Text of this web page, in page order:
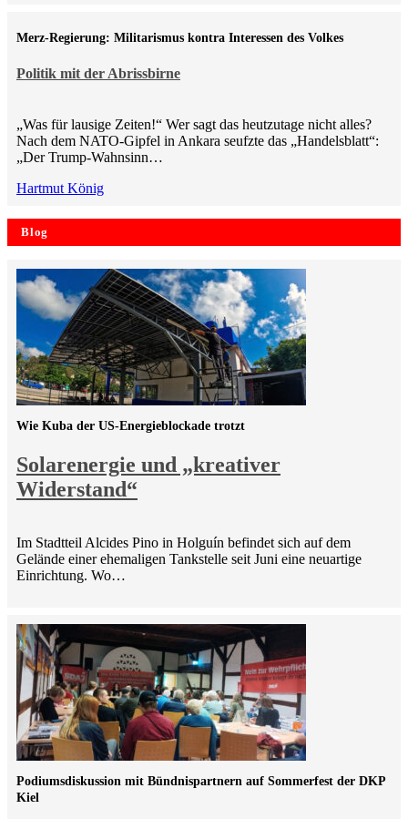
Politik mit der Abrissbirne
Merz-Regierung: Militarismus kontra Inte­ressen des Volkes
„Was für lausige Zeiten!“ Wer sagt das heutzutage nicht alles?
Nach dem NATO-Gipfel in Ankara seufzte das „Handelsblatt“:
„Der Trump-Wahnsinn…
Hartmut König
Blog
Solarenergie und „kreativer
Widerstand“
Wie Kuba der US-Energieblockade trotzt
Im Stadtteil Alcides Pino in Holguín befindet sich auf dem
Gelände einer ehemaligen Tankstelle seit Juni eine neuartige
Einrichtung. Wo…
Podiumsdiskussion mit Bündnispartnern auf Sommerfest der DKP
Kiel